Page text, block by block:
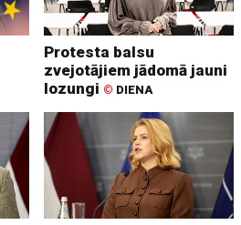
Protesta balsu
zvejotājiem jādomā jauni
lozungi © DIENA